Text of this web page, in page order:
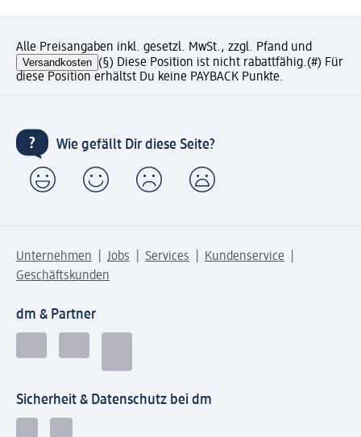
Alle Preisangaben inkl. gesetzl. MwSt., zzgl. Pfand und
Versandkosten (§) Diese Position ist nicht rabattfähig.(#) Für
diese Position erhältst Du keine PAYBACK Punkte.
Wie gefällt Dir diese Seite?
Unternehmen Jobs Services
Kundenservice
Geschäftskunden
dm & Partner
Sicherheit & Datenschutz bei dm